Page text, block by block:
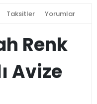
Taksitler Yorumlar
Renk
Avize